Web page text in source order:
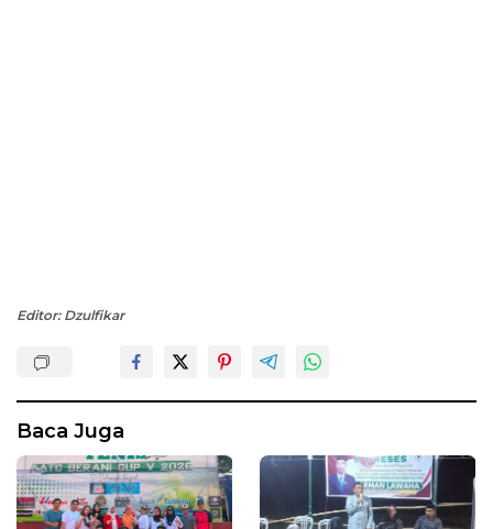
Editor: Dzulfikar
Baca Juga